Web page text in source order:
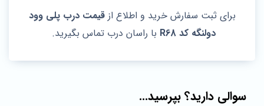
برای ثبت سفارش خرید و اطلاع ازقیمت درب پلی وود
دولنگه کد R68
با راسان درب تماس بگیرید.
سوالی دارید؟ بپرسید...